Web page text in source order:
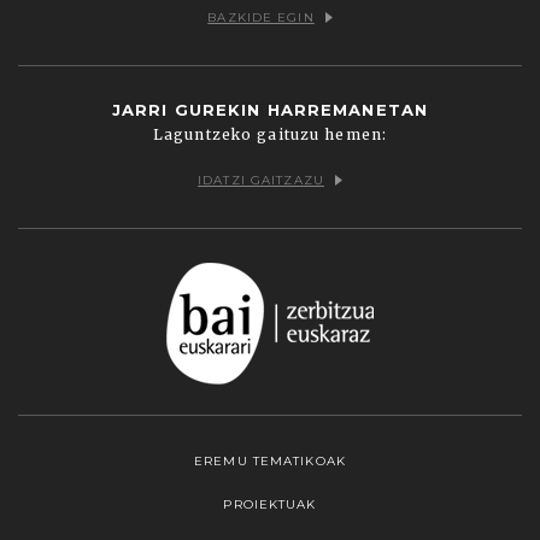
BAZKIDE EGIN
JARRI GUREKIN HARREMANETAN
Laguntzeko gaituzu hemen:
IDATZI GAITZAZU
EREMU TEMATIKOAK
PROIEKTUAK